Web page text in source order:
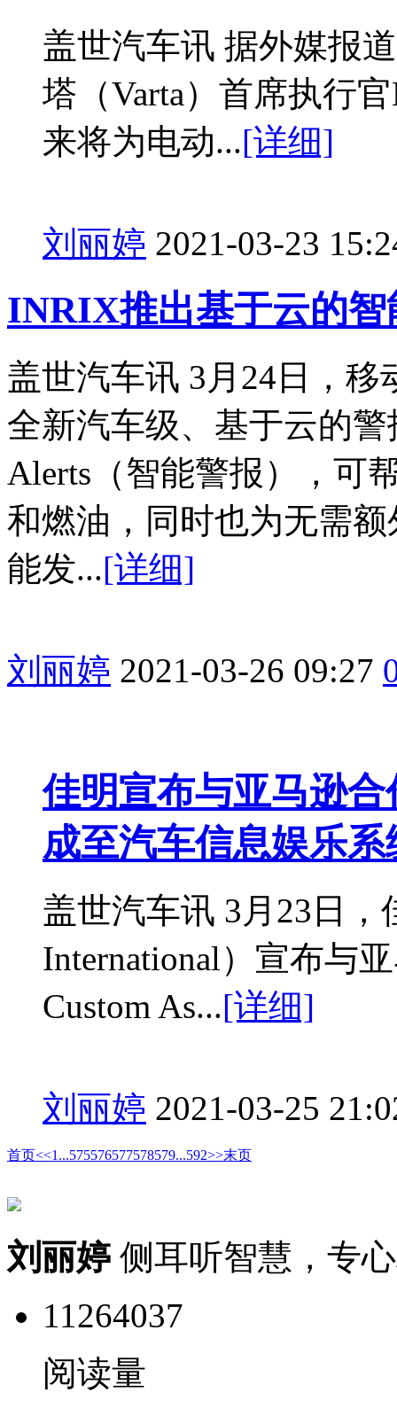
盖世汽车讯 据外媒报
塔（Varta）首席执行
来将为电动...[详细]
刘丽婷 2021-03-23
INRIX推出基于云的
盖世汽车讯 3月24日，
全新汽车级、基于云的
Alerts（智能警报），可
和燃油，同时也为无需
能发...[详细]
刘丽婷 2021-03-26 09:27
佳明宣布与亚马逊
成至汽车信息娱乐系
盖世汽车讯 3月23日，
International）宣布与
Custom As...[详细]
刘丽婷 2021-03-25
首页<<1 ...575576577578579...592>>末页
刘丽婷 侧耳听智慧，专
11264037
阅读量